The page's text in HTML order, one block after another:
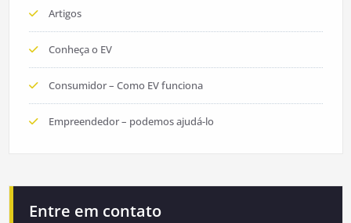
Artigos
Conheça o EV
Consumidor – Como EV funciona
Empreendedor – podemos ajudá-lo
Entre em contato